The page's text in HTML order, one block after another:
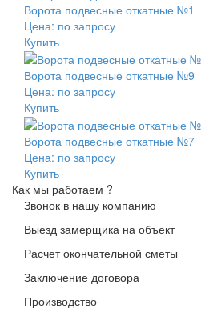
Ворота подвесные откатные №1
Цена: по запросу
Купить
Ворота подвесные откатные №9
Цена: по запросу
Купить
Ворота подвесные откатные №7
Цена: по запросу
Купить
Как мы работаем ?
Звонок в нашу компанию
Выезд замерщика на объект
Расчет окончательной сметы
Заключение договора
Производство